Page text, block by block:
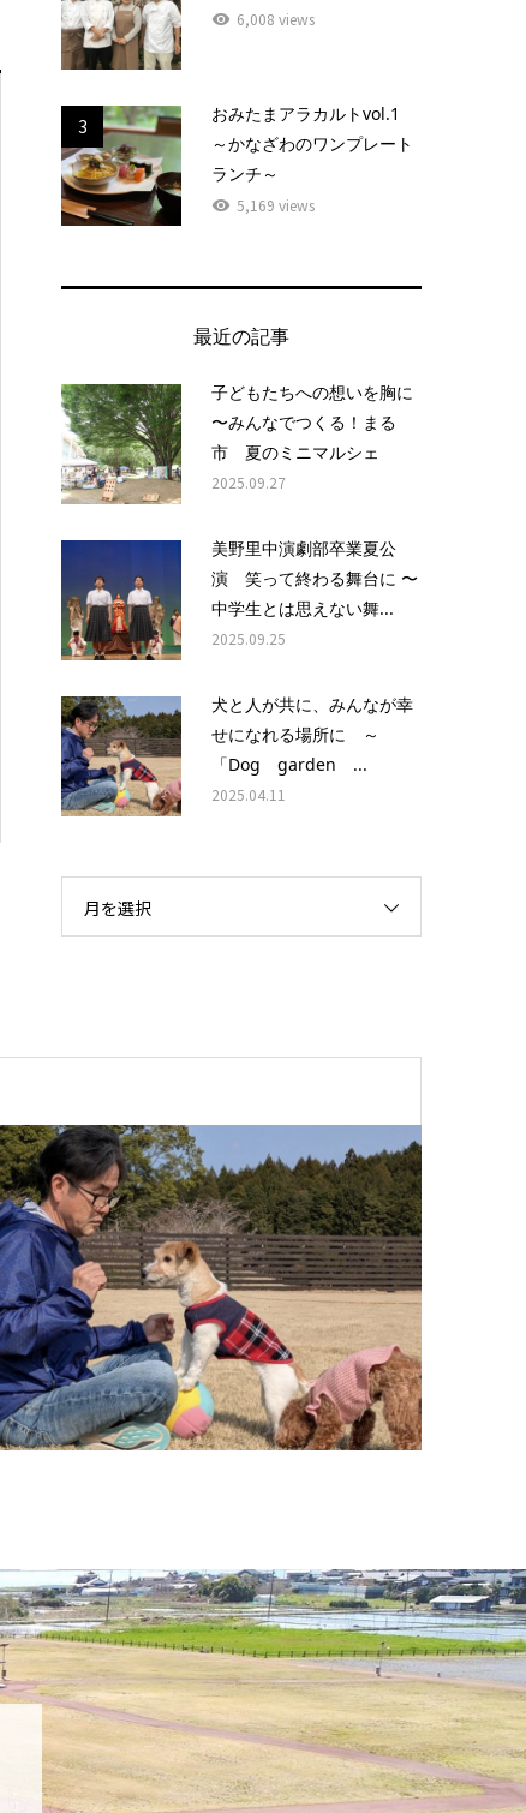
6,008 views
3
おみたまアラカルトvol.1
～かなざわのワンプレート
ランチ～
5,169 views
最近の記事
子どもたちへの想いを胸に
〜みんなでつくる！まる
市 夏のミニマルシェ
2025.09.27
美野里中演劇部卒業夏公
演 笑って終わる舞台に 〜
中学生とは思えない舞...
2025.09.25
犬と人が共に、みんなが幸
せになれる場所に ～
「Dog garden ...
2025.04.11
月を選択